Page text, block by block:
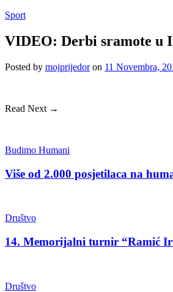
Sport
VIDEO: Derbi sramote u
Posted by mojprijedor on 11 Novembra,
Read Next →
Budimo Humani
Više od 2.000 posjetilaca na
Društvo
14. Memorijalni turnir “Ramić
Društvo